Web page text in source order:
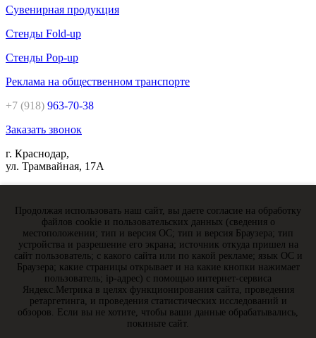
Сувенирная продукция
Стенды Fold-up
Стенды Pop-up
Реклама на общественном транспорте
+7 (918) 963-70-38
Заказать звонок
г. Краснодар,
ул. Трамвайная, 17А
Мы в соцсетях
jivosite
Продолжая использовать наш сайт, вы даете согласие на обработку
файлов cookie и пользовательских данных (сведения о
местоположении; тип и версия ОС; тип и версия Браузера; тип
устройства и разрешение его экрана; источник откуда пришел на
сайт пользователь; с какого сайта или по какой рекламе; язык ОС и
Браузера; какие страницы открывает и на какие кнопки нажимает
пользователь; ip-адрес) с помощью интернет-сервиса
Яндекс.Метрика в целях функционирования сайта, проведения
ретаргетинга, и проведения статистических исследований и
обзоров. Если вы не хотите, чтобы ваши данные обрабатывались,
покиньте сайт.